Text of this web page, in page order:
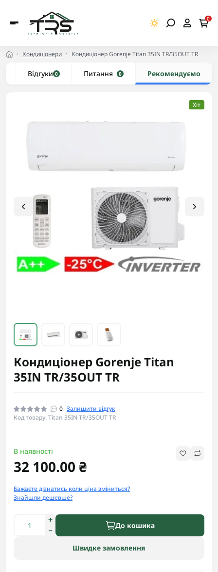
0
Кондиціонери Кондиціонер Gorenje Titan 35IN TR/35OUT TR
Відгуки 0 Питання 0 Рекомендуємо
Хіт
Кондиціонер Gorenje Titan
35IN TR/35OUT TR
0 Залишити відгук
Код товару: Titan 35IN TR/35OUT TR
В наявності
32 100.00 ₴
Бажаєте дізнатись коли ціна зміниться?
Знайшли дешевше?
До кошика
Швидке замовлення